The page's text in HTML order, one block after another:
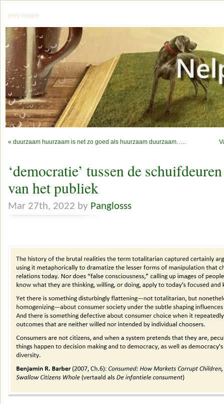
jerry mager
« duurzaam huurzaam is net zo goed als huurzaam duurzaam…..
‘democratie’ tussen de
van het publiek
Mar 27th, 2022 by Panglosss